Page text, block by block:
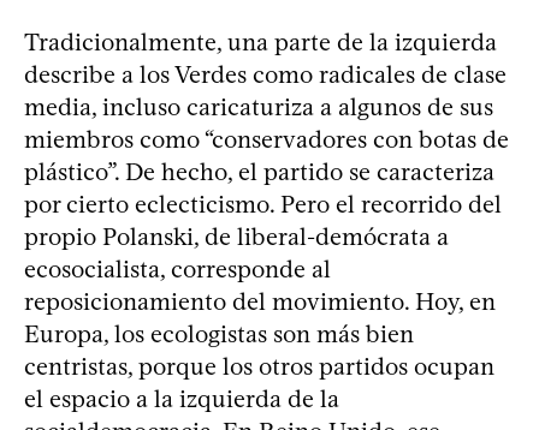
Tradicionalmente, una parte de la izquierda
describe a los Verdes como radicales de clase
media, incluso caricaturiza a algunos de sus
miembros como “conservadores con botas de
plástico”. De hecho, el partido se caracteriza
por cierto eclecticismo. Pero el recorrido del
propio Polanski, de liberal-demócrata a
ecosocialista, corresponde al
reposicionamiento del movimiento. Hoy, en
Europa, los ecologistas son más bien
centristas, porque los otros partidos ocupan
el espacio a la izquierda de la